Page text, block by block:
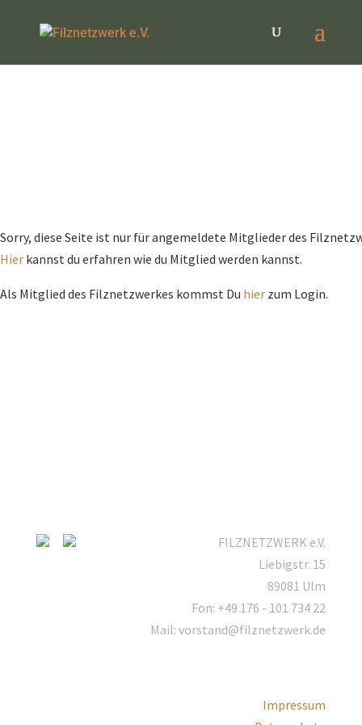
Sorry, diese Seite ist nur für angemeldete Mitglieder des
Hier kannst du erfahren wie du Mitglied werden kannst.
Als Mitglied des Filznetzwerkes kommst Du hier zum Login.
FILZNETZWERK e.V.
Liebigstr. 15
89081 Ulm
Fon: +49 176 - 101 734 22
Mail: vorstand@filznetzwerk.de
Impressum